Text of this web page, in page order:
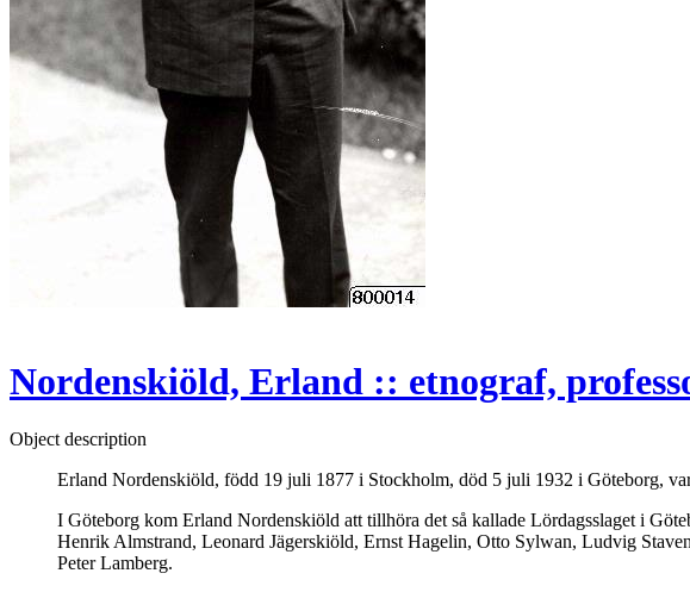
Nordenskiöld, Erland :: etnograf,
Object description
Erland Nordenskiöld, född 19 juli 1877 i Stockholm, död 5 juli 1932 i Göteborg,
I Göteborg kom Erland Nordenskiöld att tillhöra det så kallade Lördagsslaget i
Henrik Almstrand, Leonard Jägerskiöld, Ernst Hagelin, Otto Sylwan, Ludvig
Peter Lamberg.